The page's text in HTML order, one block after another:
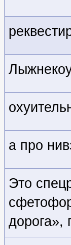
а про
Это
дорога»,